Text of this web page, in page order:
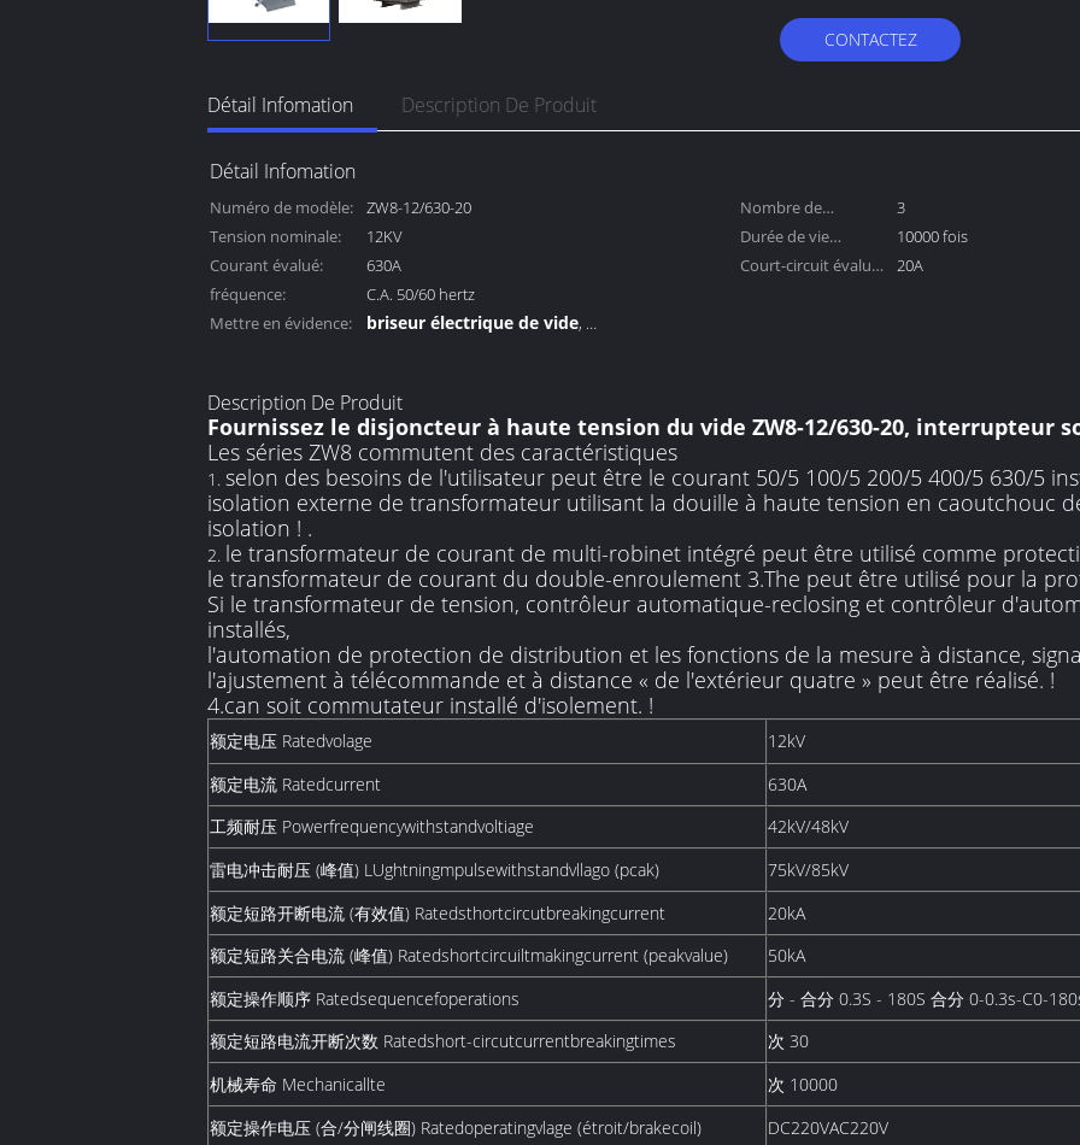
CONTACTEZ
Détail Infomation Description De Produit
Détail Infomation
Numéro de modèle: ZW8-12/630-20
Nombre de
Polonais:
3
Tension nominale:
12KV
Durée de vie
mécanique:
10000 fois
Courant évalué:
630A
Court-circuit évalué
20A
fréquence:
C.A. 50/60 hertz
Mettre en évidence:
briseur électrique de vide,
Description De Produit
Fournissez le disjoncteur à haute tension du vide ZW8-12/630-20, interrupteur
Les séries ZW8 commutent des caractéristiques
1. selon des besoins de l'utilisateur peut être le courant 50/5 100/5 200/5 400/5 630/5
isolation externe de transformateur utilisant la douille à haute tension en caoutchouc
isolation ! .
2. le transformateur de courant de multi-robinet intégré peut être utilisé comme
le transformateur de courant du double-enroulement 3.The peut être utilisé pour la
Si le transformateur de tension, contrôleur automatique-reclosing et contrôleur
installés,
l'automation de protection de distribution et les fonctions de la mesure à distance,
l'ajustement à télécommande et à distance « de l'extérieur quatre » peut être réalisé. !
4.can soit commutateur installé d'isolement. !
额定电压 Ratedvolage
12kV
额定电流 Ratedcurrent
630A
工频耐压 Powerfrequencywithstandvoltiage
42kV/48kV
雷电冲击耐压 (峰值) LUghtningmpulsewithstandvllago (pcak)
75kV/85kV
额定短路开断电流 (有效值) Ratedsthortcircutbreakingcurrent
20kA
额定短路关合电流 (峰值) Ratedshortcircuiltmakingcurrent (peakvalue)
50kA
额定操作顺序 Ratedsequencefoperations
分 - 合分 0.3S - 180S 合分 0-0.3s-C0-
额定短路电流开断次数 Ratedshort-circutcurrentbreakingtimes
次 30
机械寿命 Mechanicallte
次 10000
额定操作电压 (合/分闸线圈) Ratedoperatingvlage (étroit/brakecoil)
DC220VAC220V